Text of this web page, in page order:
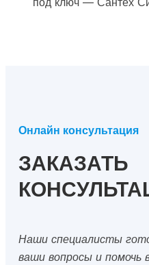
Онлайн консультация
ЗАКАЗАТЬ
Наши специалисты
ваши вопросы и